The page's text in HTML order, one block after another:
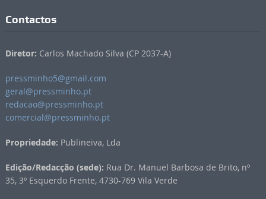
Contactos
Diretor: Carlos Machado Silva (CP 2037-A)
pressminho5@gmail.com
geral@pressminho.pt
redacao@pressminho.pt
comercial@pressminho.pt
Propriedade: Publineiva, Lda
Edição/Redacção (sede): Rua Dr. Manuel Barbosa de Brito, nº
35, 3º Esquerdo Frente, 4730-769 Vila Verde